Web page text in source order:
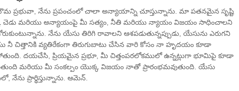
ప్రభువా, నేను ప్రపంచంలో చాలా అన్యాయాన్ని చూస్తున్నాను. మా పతనమైన సృష్టి
మరియు అన్యాయంపై మీ సత్యం, నీతి మరియు న్యాయం విజయం సాధించాలని
నేను యేసు తిరిగి రావాలని ఆశపడుతున్నప్పుడు, యేసును ఎరుగని
నీ చిత్తానికి వ్యతిరేకంగా తిరుగుబాటు చేసిన వారి కోసం నా హృదయం కూడా
దయచేసి, ప్రియమైన ప్రభూ, మీ చిత్తంపరలోకములో ఉన్నట్లుగా భూమిపై కూడా
మరియు మీ సంకల్పం యొక్క విజయం నాతో ప్రారంభమవుతుంది. యేసు
నేను ప్రార్థిస్తున్నాను. ఆమెన్.